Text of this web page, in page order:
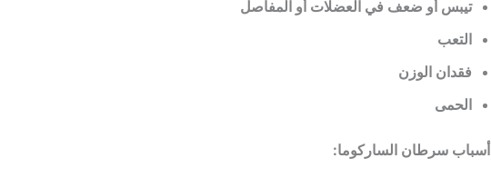
تيبس أو ضعف في العضلات أو المفاصل
التعب
فقدان الوزن
الحمى
أسباب سرطان الساركوما: